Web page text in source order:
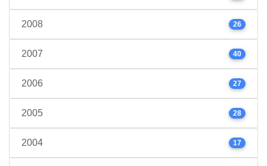
2008 26
2007 40
2006 27
2005 28
2004 17